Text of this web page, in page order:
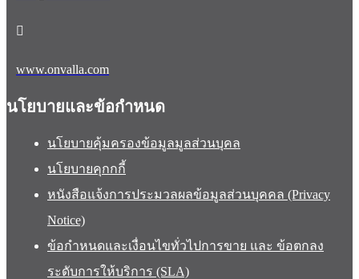
www.onvalla.com
นโยบายและข้อกำหนด
นโยบายคุ้มครองข้อมูลมูลส่วนบุคล
นโยบายคุกกกี้
หนังสือแจ้งการประมวลผลข้อมูลส่วนบุคคล (Privacy
Notice)
ข้อกำหนดและเงื่อนไขทั่วไปการขาย และ ข้อตกลง
ระดับการให้บริการ (SLA)